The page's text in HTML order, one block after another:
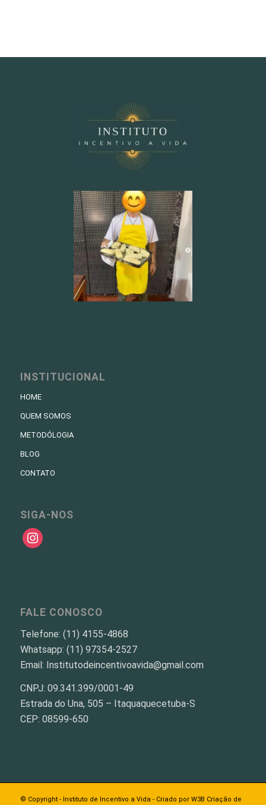
INSTITUCIONAL
HOME
QUEM SOMOS
METODÓLOGIA
BLOG
CONTATO
SIGA-NOS
instagram
FALE CONOSCO
Telefone: (11) 4155-4868
Whatsapp: (11) 97354-2527
Email: Institutodeincentivoavida@gmail.com
CNPJ: 09.341.399/0001-49
Estrada do Una, 505 – Itaquaquecetuba-S
CEP: 08599-650
© Copyright - Instituto de Incentivo a Vida- Criado por W3B Criação de